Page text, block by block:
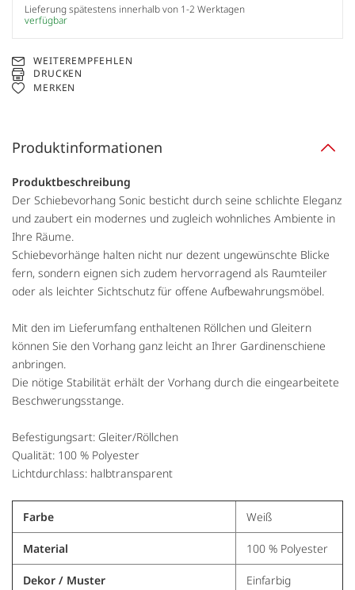
Lieferung spätestens innerhalb von 1-2 Werktagen
verfügbar
WEITEREMPFEHLEN
DRUCKEN
MERKEN
Produktinformationen
Produktbeschreibung
Der Schiebevorhang Sonic besticht durch seine schlichte Eleganz
und zaubert ein modernes und zugleich wohnliches Ambiente in
Ihre Räume.
Schiebevorhänge halten nicht nur dezent ungewünschte Blicke
fern, sondern eignen sich zudem hervorragend als Raumteiler
oder als leichter Sichtschutz für offene Aufbewahrungsmöbel.
Mit den im Lieferumfang enthaltenen Röllchen und Gleitern
können Sie den Vorhang ganz leicht an Ihrer Gardinenschiene
anbringen.
Die nötige Stabilität erhält der Vorhang durch die eingearbeitete
Beschwerungsstange.
Befestigungsart: Gleiter/Röllchen
Qualität: 100 % Polyester
Lichtdurchlass: halbtransparent
Farbe Weiß
Material 100 % Polyester
Dekor / Muster Einfarbig